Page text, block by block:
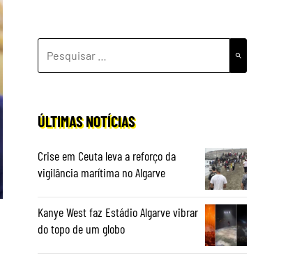
POR:
ÚLTIMAS NOTÍCIAS
Crise em Ceuta leva a reforço da
vigilância marítima no Algarve
Kanye West faz Estádio Algarve vibrar
do topo de um globo